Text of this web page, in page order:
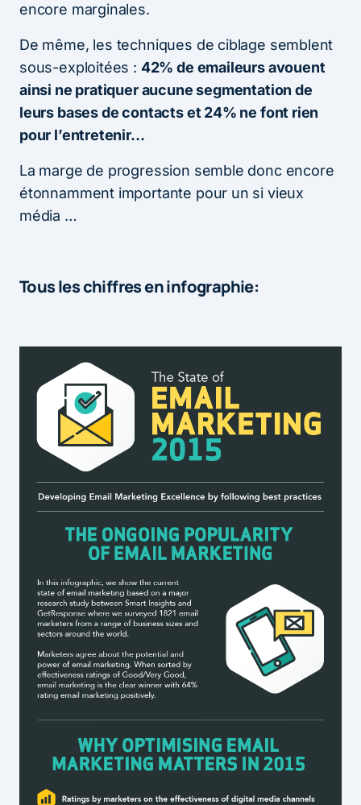
encore marginales.
De même, les techniques de ciblage semblent
sous-exploitées : 42% de emaileurs avouent
ainsi ne pratiquer aucune segmentation de
leurs bases de contacts et 24% ne font rien
pour l’entretenir…
La marge de progression semble donc encore
étonnamment importante pour un si vieux
média …
Tous les chiffres en infographie: